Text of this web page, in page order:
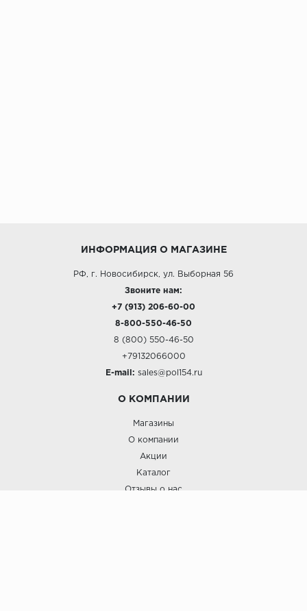
ИНФОРМАЦИЯ О МАГАЗИНЕ
РФ, г. Новосибирск, ул. Выборная 56
Звоните нам:
+7 (913) 206-60-00
8-800-550-46-50
8 (800) 550-46-50
+79132066000
E-mail: sales@pol154.ru
О КОМПАНИИ
Магазины
О компании
Акции
Каталог
Отзывы о нас